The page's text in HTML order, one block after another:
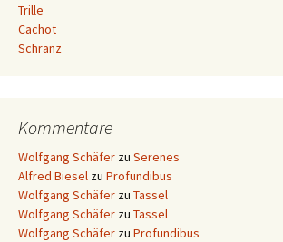
Trille
Cachot
Schranz
Kommentare
Wolfgang Schäfer zu Serenes
Alfred Biesel zu Profundibus
Wolfgang Schäfer zu Tassel
Wolfgang Schäfer zu Tassel
Wolfgang Schäfer zu Profundibus